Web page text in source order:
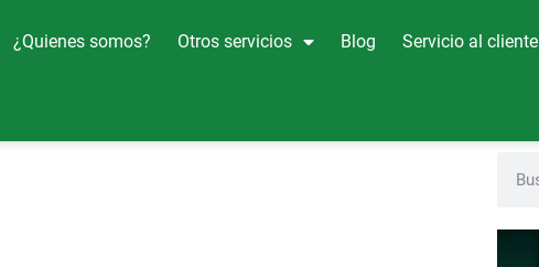
¿Quienes somos? Otros servicios Blog Servicio al cliente